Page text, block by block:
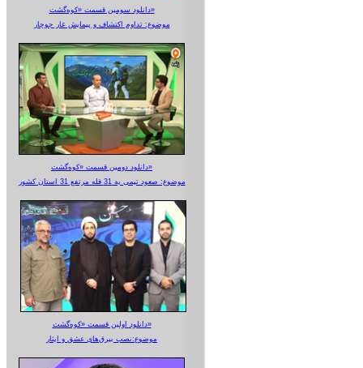
دانلود سومین قسمت «کوه‌گشت»
موضوع: تداوم اکتشاف و پیمایش غار جوجار
دانلود دومین قسمت «کوه‌گشت»
موضوع: صعود تیمی به 31 قله مرتفع 31 استان کشور
دانلود اولین قسمت «کوه‌گشت»
موضوع:نصب بیرق‌های عشق و ایثار